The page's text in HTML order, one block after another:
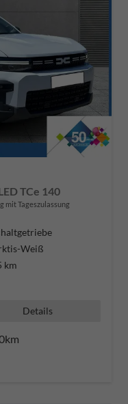
TCe 140
mit Tageszulassung
Weiß
km
Details